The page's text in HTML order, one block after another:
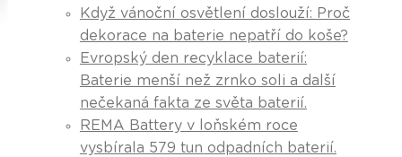
Když vánoční osvětlení doslouží: Proč
dekorace na baterie nepatří do koše?
Evropský den recyklace baterií:
Baterie menší než zrnko soli a další
nečekaná fakta ze světa baterií.
REMA Battery v loňském roce
vysbírala 579 tun odpadních baterií.